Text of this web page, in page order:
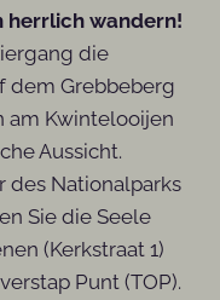
herrlich wandern!
die
dem Grebbeberg
am Kwintelooijen
Aussicht.
des Nationalparks
Sie die Seele
(Kerkstraat 1)
Punt (TOP).